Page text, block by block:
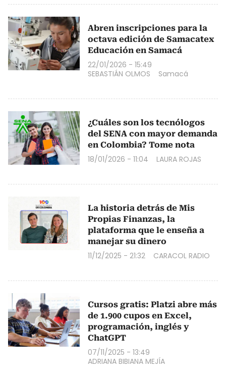
Abren inscripciones para la
octava edición de Samacatex
Educación en Samacá
22/01/2026 - 15:49
SEBASTIÁN OLMOS
Samacá
¿Cuáles son los tecnólogos
del SENA con mayor demanda
en Colombia? Tome nota
18/01/2026 - 11:04 LAURA ROJAS
La historia detrás de Mis
Propias Finanzas, la
plataforma que le enseña a
manejar su dinero
11/12/2025 - 21:32 CARACOL RADIO
Cursos gratis: Platzi abre más
de 1.900 cupos en Excel,
programación, inglés y
ChatGPT
07/11/2025 - 13:49
ADRIANA BIBIANA MEJÍA